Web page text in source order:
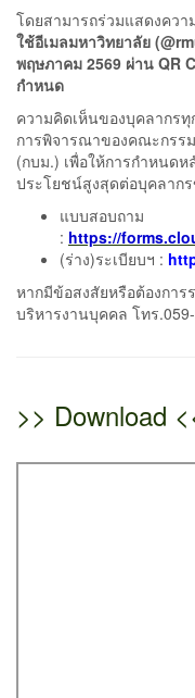
โดยสามารถร่วมแสดงควา
ใช้อีเมลมหาวิทยาลัย
พฤษภาคม 2569 ผ่าน QR
กำหนด
ความคิดเห็นของบุคลากร
การพิจารณาของคณะกรร
(กบม.) เพื่อให้การกำหนด
ประโยชน์สูงสุดต่อบุคลาก
แบบสอบถาม
: https://
(ร่าง)ระเบียบฯ :
หากมีข้อสงสัยหรือต้องการ
บริหารงานบุคคล โทร
>> Download